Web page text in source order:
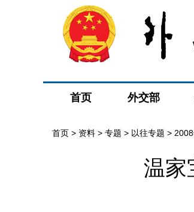
首页 外交部
首页 > 资料 > 专题 > 以往专题 >
温家